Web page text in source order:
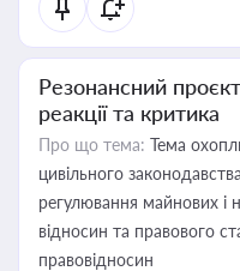
Резонансний
реакції та критика
Про що тема: Тема
цивільного
регулювання майнових і
відносин та правового
правовідносин